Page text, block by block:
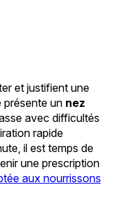
et justifient une
présente un nez
avec difficultés
rapide
il est temps de
une prescription
aux nourrissons